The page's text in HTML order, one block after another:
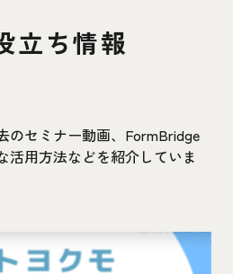
立ち情報
のセミナー動画、FormBridge
活用方法などを紹介していま